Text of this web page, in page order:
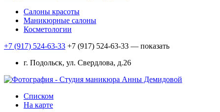
Салоны красоты
Маникюрные салоны
Косметологии
+7 (917) 524-63-33 +7 (917) 524-63-33 — показать
г. Подольск, ул. Свердлова, д.26
Списком
На карте